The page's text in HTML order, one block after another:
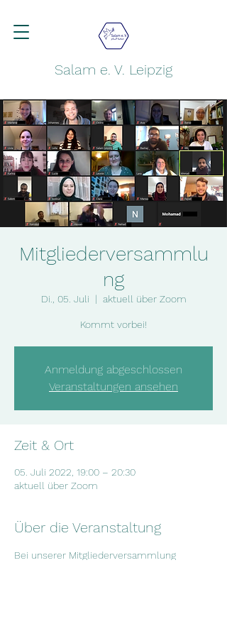
Salam e. V. Leipzig
Mitgliederversammlu
ng
Di., 05. Juli
  |
aktuell über Zoom
Kommt vorbei!
Anmeldung abgeschlossen
Veranstaltungen ansehen
Zeit & Ort
05. Juli 2022, 19:00 – 20:30
aktuell über Zoom
Über die Veranstaltung
Bei unserer Mitgliederversammlung